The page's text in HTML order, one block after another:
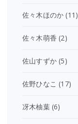
佐々木ほのか (11)
佐々木萌香 (2)
佐山すずか (5)
佐野ひなこ (17)
冴木柚葉(6)